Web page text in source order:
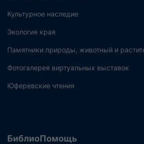
Культурное наследие
Экология края
Памятники природы, животный и
Фотогалерея виртуальных выставок
Юферевские чтения
БиблиоПомощь